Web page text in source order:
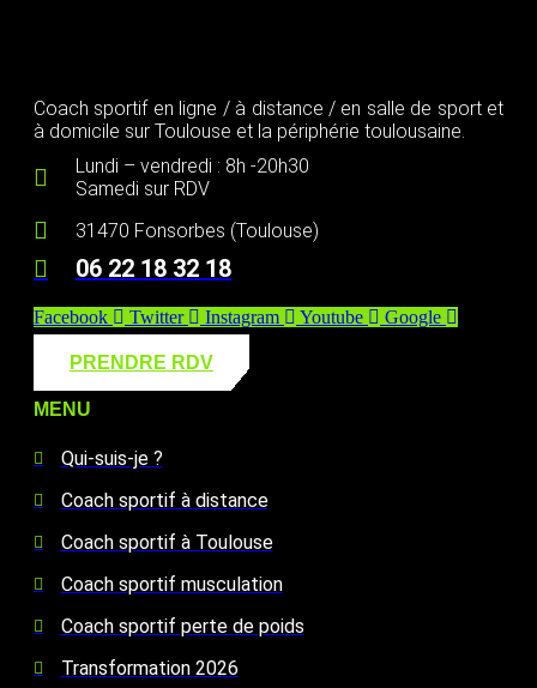
Coach sportif en ligne / à distance / en salle de sport et
à domicile sur Toulouse et la périphérie toulousaine.
Lundi – vendredi : 8h -20h30
Samedi sur RDV
31470 Fonsorbes (Toulouse)
06 22 18 32 18
Facebook Twitter Instagram Youtube Google
PRENDRE RDV
MENU
Qui-suis-je ?
Coach sportif à distance
Coach sportif à Toulouse
Coach sportif musculation
Coach sportif perte de poids
Transformation 2026